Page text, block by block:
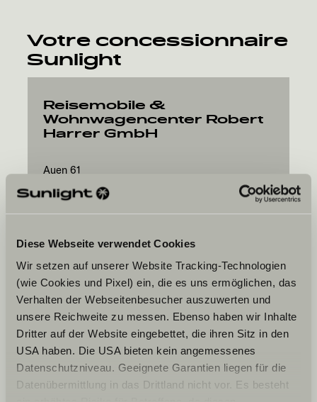
Diese Webseite verwendet Cookies
Wir setzen auf unserer Website Tracking-Technologien
(wie Cookies und Pixel) ein, die es uns ermöglichen, das
Verhalten der Webseitenbesucher auszuwerten und
unsere Reichweite zu messen. Ebenso haben wir Inhalte
Dritter auf der Website eingebettet, die ihren Sitz in den
USA haben. Die USA bieten kein angemessenes
Datenschutzniveau. Geeignete Garantien liegen für die
Datenübermittlung in das Drittland nicht vor. Es besteht
Votre concessionnaire
Sunlight
Reisemobile &
Wohnwagencenter Robert
Harrer GmbH
Auen 61
Passail
Ta date souhaitée
Date